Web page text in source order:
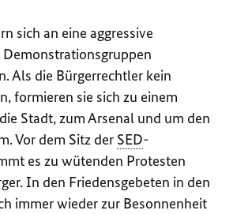
sich an eine aggressive
Als die Bürgerrechtler kein
formieren sie sich zu einem
Stadt, zum Arsenal und um den
Vor dem Sitz der SED-
es zu wütenden Protesten
In den Friedensgebeten in den
immer wieder zur Besonnenheit